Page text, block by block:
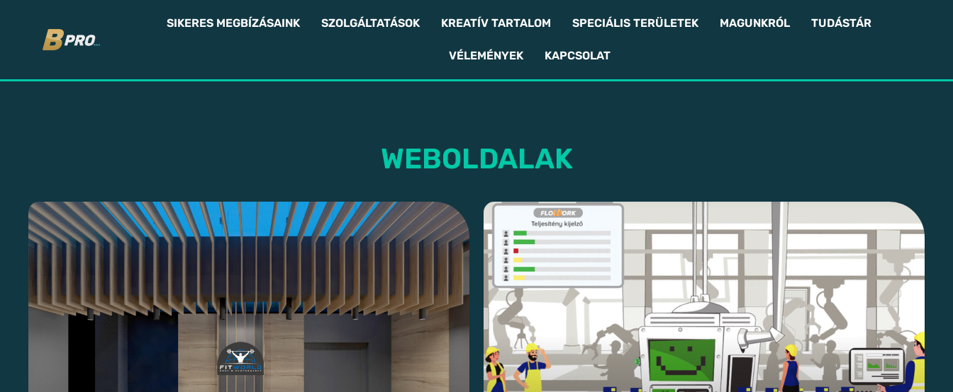
SIKERES MEGBÍZÁSAINK SZOLGÁLTATÁSOK KREATÍV TARTALOM SPECIÁLIS TERÜLETEK MAGUNKRÓL TUDÁSTÁR
VÉLEMÉNYEK KAPCSOLAT
WEBOLDALAK